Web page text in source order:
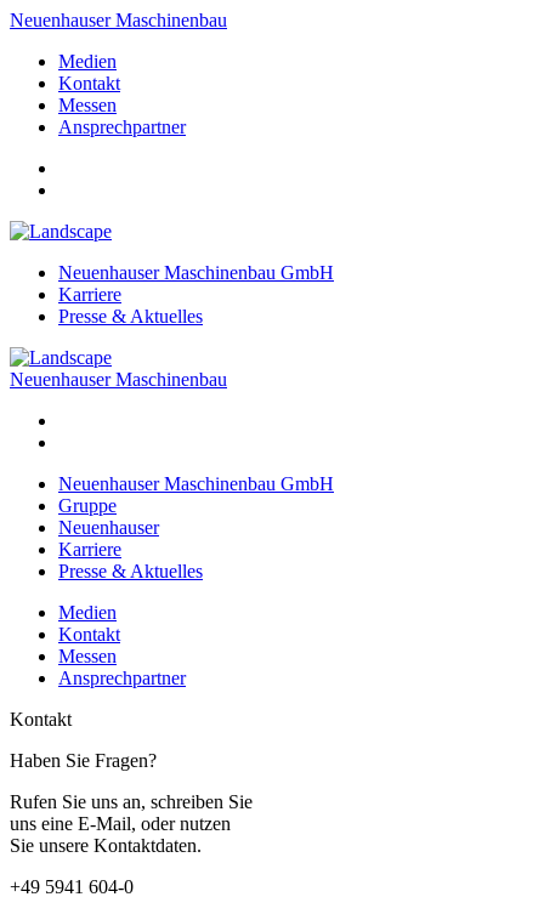
Neuenhauser Maschinenbau
Medien
Kontakt
Messen
Ansprechpartner
Neuenhauser Maschinenbau GmbH
Karriere
Presse & Aktuelles
Neuenhauser Maschinenbau
Neuenhauser Maschinenbau GmbH
Gruppe
Neuenhauser
Karriere
Presse & Aktuelles
Medien
Kontakt
Messen
Ansprechpartner
Kontakt
Haben Sie Fragen?
Rufen Sie uns an, schreiben Sie
uns eine E-Mail, oder nutzen
Sie unsere Kontaktdaten.
+49 5941 604-0